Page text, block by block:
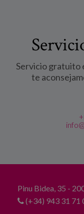
Servicio gratuito
te
Pinu Bidea, 35 -
(+34) 943 31 71